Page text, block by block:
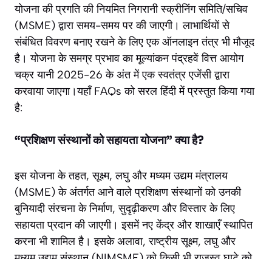
योजना की प्रगति की नियमित निगरानी स्क्रीनिंग समिति/सचिव
(MSME) द्वारा समय-समय पर की जाएगी। लाभार्थियों से
संबंधित विवरण बनाए रखने के लिए एक ऑनलाइन तंत्र भी मौजूद
है। योजना के समग्र प्रभाव का मूल्यांकन पंद्रहवें वित्त आयोग
चक्र यानी 2025-26 के अंत में एक स्वतंत्र एजेंसी द्वारा
करवाया जाएगा।यहाँ FAQs को सरल हिंदी में प्रस्तुत किया गया
है:
“प्रशिक्षण संस्थानों को सहायता योजना” क्या है?
इस योजना के तहत, सूक्ष्म, लघु और मध्यम उद्यम मंत्रालय
(MSME) के अंतर्गत आने वाले प्रशिक्षण संस्थानों को उनकी
बुनियादी संरचना के निर्माण, सुदृढ़ीकरण और विस्तार के लिए
सहायता प्रदान की जाएगी। इसमें नए केंद्र और शाखाएँ स्थापित
करना भी शामिल है। इसके अलावा, राष्ट्रीय सूक्ष्म, लघु और